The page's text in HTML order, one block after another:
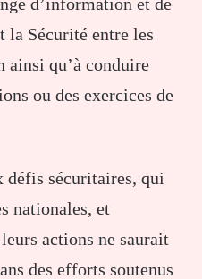
la Sécurité entre les
ainsi qu’à conduire
ou des exercices de
défis sécuritaires, qui
nationales, et
actions ne saurait
des efforts soutenus